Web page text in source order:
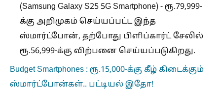
(Samsung Galaxy S25 5G Smartphone) - ரூ.79,999-
க்கு அறிமுகம் செய்யப்பட்ட இந்த
ஸ்மார்ட்போன், தற்போது பிளிப்கார்ட் சேலில்
ரூ.56,999-க்கு விற்பனை செய்யப்படுகிறது.
Budget Smartphones : ரூ.15,000-க்கு கீழ் கிடைக்கும்
ஸ்மார்ட்போன்கள்.. பட்டியல் இதோ!